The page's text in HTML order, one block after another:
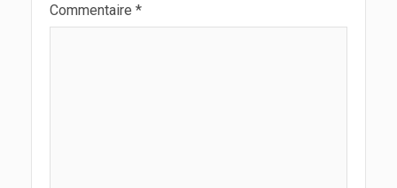
Commentaire *